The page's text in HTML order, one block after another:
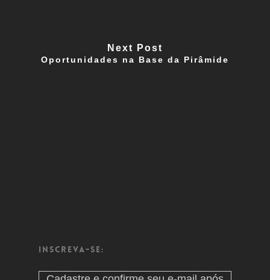
Next Post
Oportunidades na Base da Pirâmide
Inscreva-se: